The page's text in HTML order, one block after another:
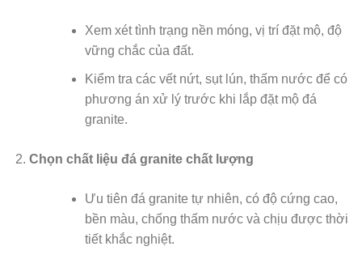
Xem xét tình trạng nền móng, vị trí đặt mộ, độ
vững chắc của đất.
Kiểm tra các vết nứt, sụt lún, thấm nước để có
phương án xử lý trước khi lắp đặt mộ đá
granite.
Chọn chất liệu đá granite chất lượng
Ưu tiên đá granite tự nhiên, có độ cứng cao,
bền màu, chống thấm nước và chịu được thời
tiết khắc nghiệt.